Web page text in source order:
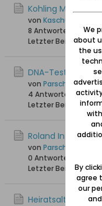
Kohling
von Kaschube Peter
8 Antworten
2.571
Letzter Beitrag
DNA-Tests - Das
von
4 Antworten
1.845
Letzter Beitrag
Roland Info
von ParschauWossitz
0 Antworten
Letzter Beitrag
Heiratsalter zu
We
about
the
By
agree
our